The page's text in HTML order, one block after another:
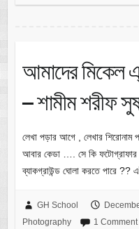
আমাদের মিকেল
– শামীম শরীফ
লেখা পড়ার আগে , লেখার
আবার কেডা …. সে কি
ব্যাকগ্রাউন্ড ঘোলা করতে পারে ??
GH School
Photography
1 Comment